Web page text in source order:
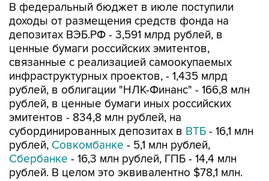
В федеральный бюджет в июле поступили
доходы от размещения средств фонда на
депозитах ВЭБ.РФ - 3,591 млрд рублей, в
ценные бумаги российских эмитентов,
связанные с реализацией самоокупаемых
инфраструктурных проектов, - 1,435 млрд
рублей, в облигации "НЛК-Финанс" - 166,8 млн
рублей, в ценные бумаги иных российских
эмитентов - 834,8 млн рублей, на
субординированных депозитах в ВТБ - 16,1 млн
рублей, Совкомбанке - 5,1 млн рублей,
Сбербанке - 16,3 млн рублей, ГПБ - 14,4 млн
рублей. В целом это эквивалентно $78,1 млн.